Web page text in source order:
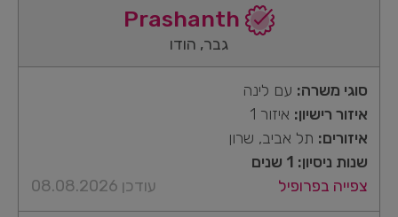
גבר, הודו
סוגי משרה: עם לינה
איזור רישיון: איזור 1
איזורים: תל אביב, שרון
שנות ניסיון: 1 שנים
צפייה בפרופיל
עודכן 08.08.2026